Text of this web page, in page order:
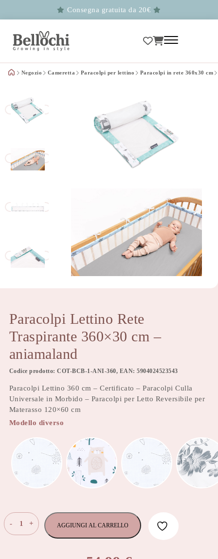
Consegna gratuita da 20€
Negozio Cameretta Paracolpi per lettino Paracolpi in rete 360x30 cm
Paracolpi Lettino Rete
Traspirante 360×30 cm –
aniamaland
Codice prodotto: COT-BCB-1-ANI-360, EAN: 5904024523543
Paracolpi Lettino 360 cm – Certificato – Paracolpi Culla
Universale in Morbido – Paracolpi per Letto Reversibile per
Materasso 120×60 cm
Modello diverso
-
Paracolpi
Lettino
+ AGGIUNGI AL CARRELLO